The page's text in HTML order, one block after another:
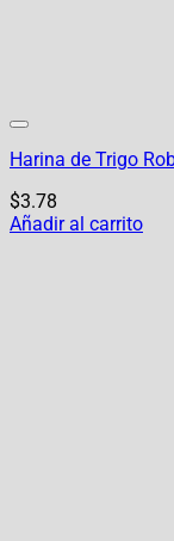
Harina de Trigo
$3.78
Añadir al carrito